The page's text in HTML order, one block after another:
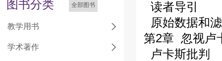
图书分类 全部图书
教学用书
学术著作
读者导引
原始数据和
第2章 忽视卢
卢卡斯批判